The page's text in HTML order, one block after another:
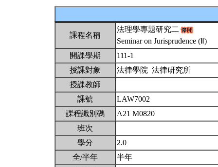
課程名稱
法理學專題研究二
Seminar on Jurisprudence (Ⅱ)
開課學期
111-1
授課對象
法律學院 法律研究所
授課教師
課號
LAW7002
課程識別碼
A21 M0820
班次
學分
2.0
全/半年
半年